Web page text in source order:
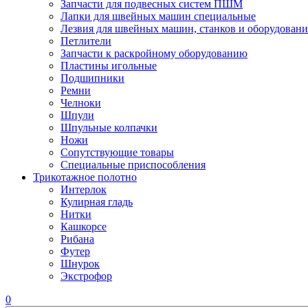
Запчасти для подвесных систем ПШМ
Лапки для швейных машин специальные
Лезвия для швейных машин, станков и
Петлители
Запчасти к раскройному оборудованию
Пластины игольные
Подшипники
Ремни
Челноки
Шпули
Шпульные колпачки
Ножи
Сопутствующие товары
Специальные приспособления
Трикотажное полотно
Интерлок
Кулирная гладь
Нитки
Кашкорсе
Рибана
Футер
Шнурок
Экстрофор
0